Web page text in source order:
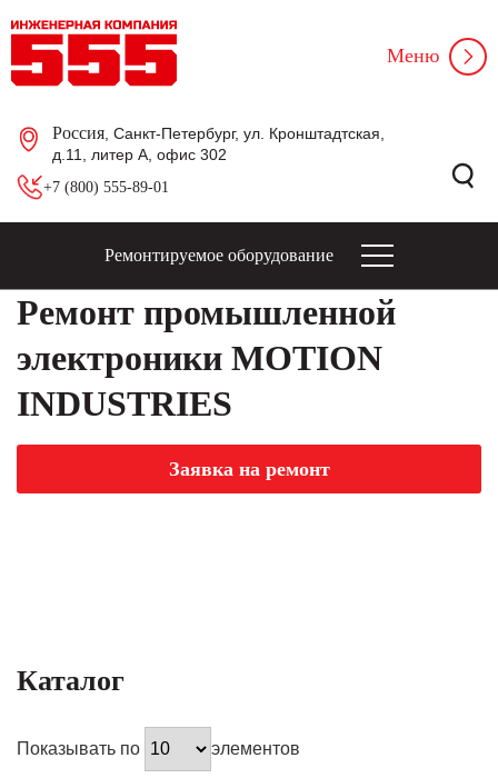
Россия , Санкт-Петербург, ул. Кронштадтская,
д.11, литер А, офис 302
+7 (800) 555-89-01
Меню
Ремонтируемое оборудование
Ремонт промышленной
электроники MOTION
INDUSTRIES
Заявка на ремонт
Каталог
Показывать по элементов